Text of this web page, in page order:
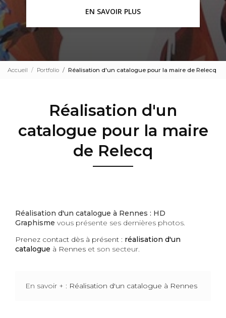
EN SAVOIR PLUS
Accueil Portfolio Réalisation d'un catalogue pour la maire de Relecq
Réalisation d'un
catalogue pour la maire
de Relecq
Réalisation d'un catalogue à Rennes : HD
Graphisme vous présente ses dernières photos.
Prenez contact dès à présent : réalisation d'un
catalogue à Rennes et son secteur.
En savoir + : Réalisation d'un catalogue à Rennes